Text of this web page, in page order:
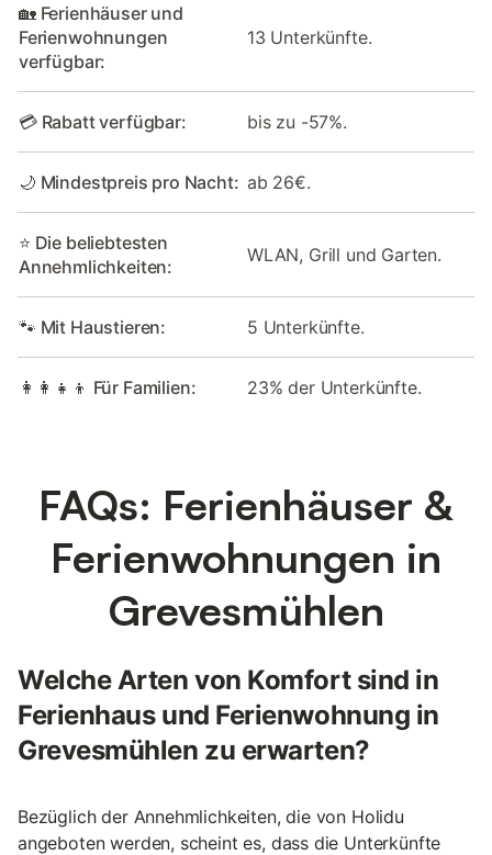
🏡 Ferienhäuser und
Ferienwohnungen
verfügbar:
13 Unterkünfte.
💳 Rabatt verfügbar: bis zu -57%.
🌙 Mindestpreis pro Nacht: ab 26€.
⭐ Die beliebtesten
Annehmlichkeiten:
WLAN, Grill und Garten.
🐾 Mit Haustieren: 5 Unterkünfte.
👩‍👩‍👧‍👦 Für Familien: 23% der Unterkünfte.
FAQs: Ferienhäuser &
Ferienwohnungen in
Grevesmühlen
Welche Arten von Komfort sind in
Ferienhaus und Ferienwohnung in
Grevesmühlen zu erwarten?
Bezüglich der Annehmlichkeiten, die von Holidu
angeboten werden, scheint es, dass die Unterkünfte